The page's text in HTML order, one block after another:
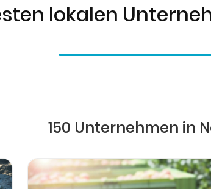
lokalen
150 Unternehmen in